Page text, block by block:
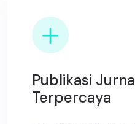
Publikasi
Terpercaya